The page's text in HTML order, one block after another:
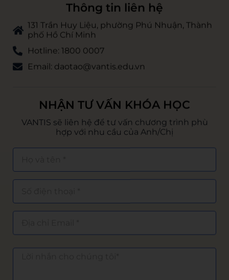
Thông tin liên hệ
131 Trần Huy Liệu, phường Phú Nhuận, Thành
phố Hồ Chí Minh
Hotline: 1800 0007
Email: daotao@vantis.edu.vn
NHẬN TƯ VẤN KHÓA HỌC
VANTIS sẽ liên hệ để tư vấn chương trình phù
hợp với nhu cầu của Anh/Chị